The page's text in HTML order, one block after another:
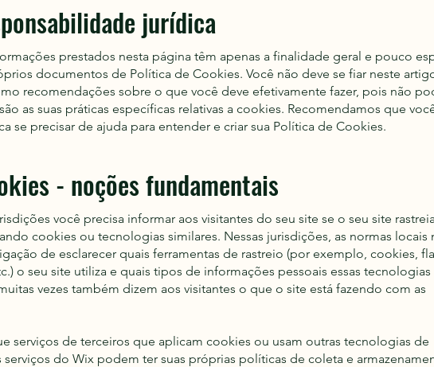
jurídica
prestados nesta página têm apenas a finalidade geral e pouco
documentos de Política de Cookies. Você não deve se fiar neste
recomendações sobre o que você deve efetivamente fazer, pois não
as suas práticas específicas relativas a cookies. Recomendamos que
se precisar de ajuda para entender e criar sua Política de Cookies.
- noções fundamentais
você precisa informar aos visitantes do seu site se o seu site
cookies ou tecnologias similares. Nessas jurisdições, as normas locais
de esclarecer quais ferramentas de rastreio (por exemplo, cookies,
o seu site utiliza e quais tipos de informações pessoais essas tecnologias
vezes também dizem aos visitantes o que o site está fazendo com as
serviços de terceiros que aplicam cookies ou usam outras tecnologias de
serviços do Wix podem ter suas próprias políticas de coleta e